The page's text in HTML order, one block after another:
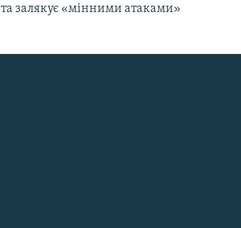
та залякує «мінними атаками»